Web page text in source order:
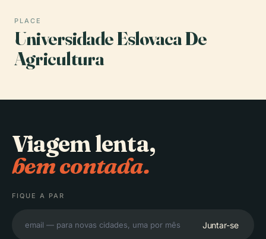
PLACE
Universidade Eslovaca De
Agricultura
Viagem lenta,
bem contada.
FIQUE A PAR
Juntar-se